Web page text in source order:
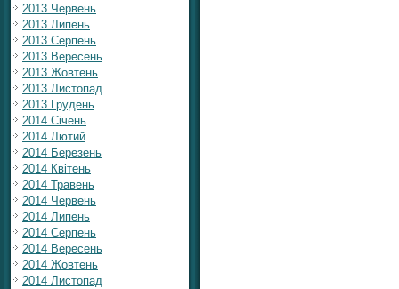
2013 Червень
2013 Липень
2013 Серпень
2013 Вересень
2013 Жовтень
2013 Листопад
2013 Грудень
2014 Січень
2014 Лютий
2014 Березень
2014 Квітень
2014 Травень
2014 Червень
2014 Липень
2014 Серпень
2014 Вересень
2014 Жовтень
2014 Листопад